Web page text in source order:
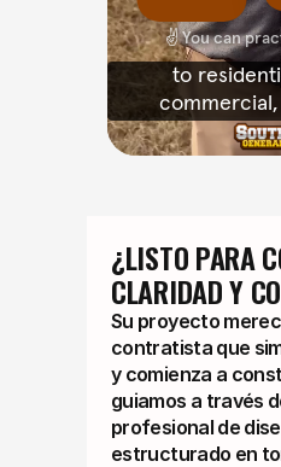
¿LISTO PARA
CLARIDAD Y
Su proyecto
contratista que
y comienza a
guiamos a través
profesional de
estructurado en